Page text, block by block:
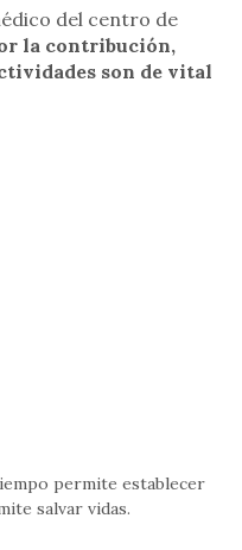
del centro de
la contribución,
son de vital
permite establecer
salvar vidas.